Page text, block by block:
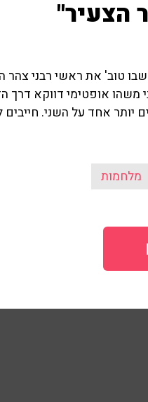
הצעיר"
טוב' את ראשי רבני צהר
אופטימי דווקא דרך
יותר אחד על השני.
מלחמות